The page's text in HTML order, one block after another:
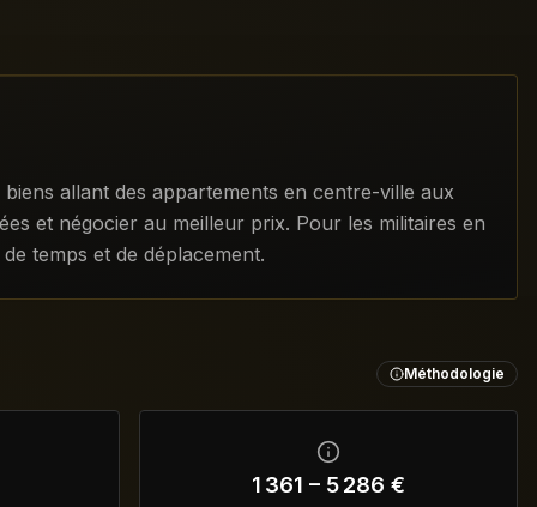
allant des appartements en centre-ville aux
et négocier au meilleur prix. Pour les militaires en
temps et de déplacement.
Méthodologie
1 361 – 5 286 €